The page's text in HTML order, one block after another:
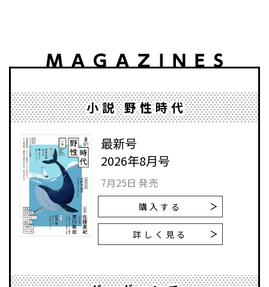
小説 野性時代
最新号
2026年8月号
7月25日 発売
購入する
詳しく見る